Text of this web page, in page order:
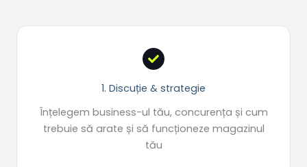
1. Discuție & strategie
Înțelegem business-ul tău, concurența și cum
trebuie să arate și să funcționeze magazinul
tău